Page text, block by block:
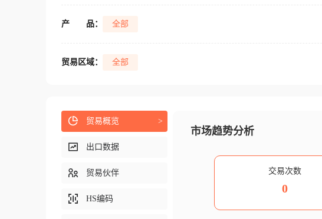
产 品： 全部
贸易区域： 全部
市场趋势分析
交易次数
0
贸易概览 >
出口数据
贸易伙伴
HS编码